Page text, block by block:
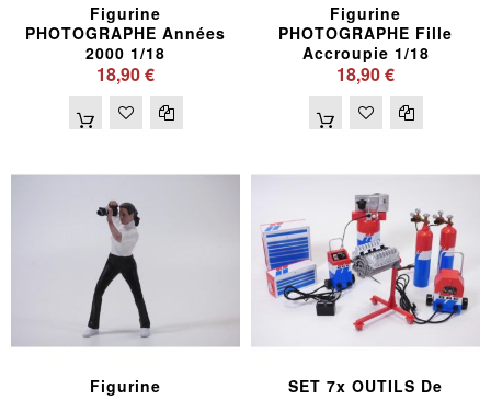
Figurine
PHOTOGRAPHE Années
2000 1/18
18,90 €
Figurine
PHOTOGRAPHE Fille
Accroupie 1/18
18,90 €
Figurine
SET 7x OUTILS De